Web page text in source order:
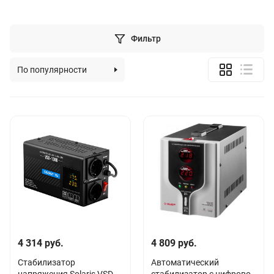
Фильтр
По популярности
По цене (убыванию)
4 314 руб.
Стабилизатор
4 809 руб.
Автоматический